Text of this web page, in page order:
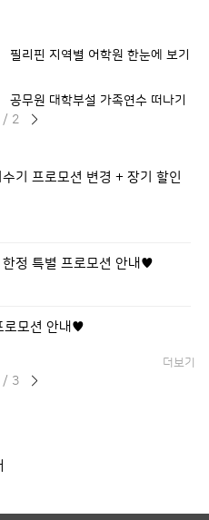
필리핀 지역별 어학원 한눈에 보기
공무원 대학부설 가족연수 떠나기
/ 2
기 프로모션 변경 + 장기 할인
한정 특별 프로모션 안내♥
로모션 안내♥
더보기
/ 3